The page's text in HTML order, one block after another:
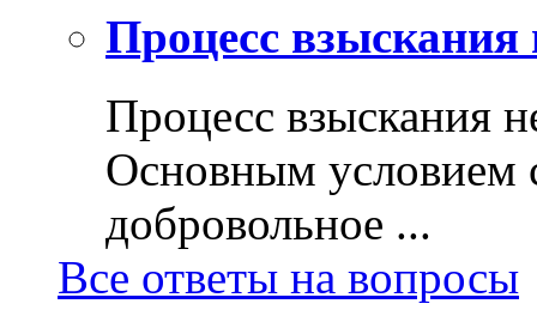
Процесс взыскания
Процесс взыскания
Основным условием
добровольное ...
Все ответы на вопросы